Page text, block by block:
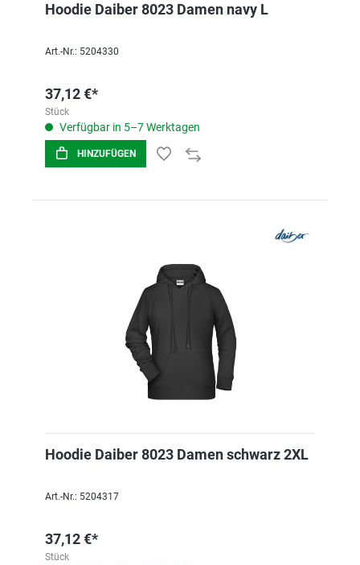
Hoodie Daiber 8023 Damen navy L
Art.-Nr.: 5204330
37,12 €*
Stück
Verfügbar in 5–7 Werktagen
HINZUFÜGEN
Hoodie Daiber 8023 Damen schwarz 2XL
Art.-Nr.: 5204317
37,12 €*
Stück